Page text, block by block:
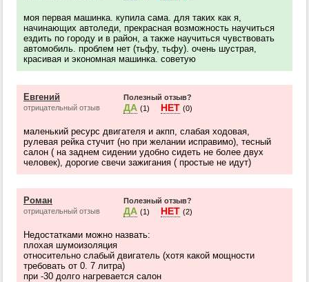
моя первая машинка. купила сама. для таких как я,
начинающих автоледи, прекрасная возможность научиться
ездить по городу и в район, а также научиться чувствовать
автомобиль. проблем нет (тьфу, тьфу). очень шустрая,
красивая и экономная машинка. советую
Евгений
отрицательный отзыв
Полезный отзыв?
ДА (1) НЕТ (0)
маленький ресурс двигателя и акпп, слабая ходовая,
рулевая рейка стучит (но при желании исправимо), тесный
салон ( на заднем сидении удобно сидеть не более двух
человек), дорогие свечи зажигания ( простые не идут)
Роман
отрицательный отзыв
Полезный отзыв?
ДА (1) НЕТ (2)
Недостатками можно назвать:
плохая шумоизоляция
относительно слабый двигатель (хотя какой мощности
требовать от 0. 7 литра)
при -30 долго нагревается салон